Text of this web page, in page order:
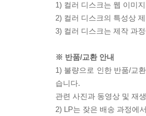
1) 컬러 디스크는 웹 이미
2) 컬러 디스크의 특성상
3) 컬러 디스크는 제작 과
※ 반품/교환 안내
1) 불량으로 인한 반품/교
습니다.
관련 사진과 동영상 및 재
2) LP는 잦은 배송 과정에